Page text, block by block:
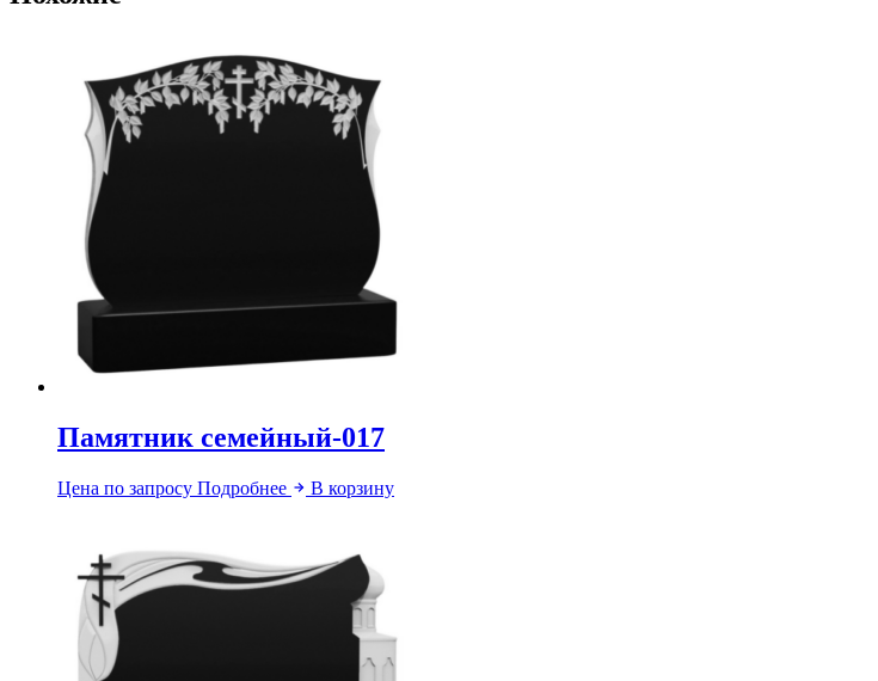
Памятник семейный-017
Цена по запросу Подробнее В корзину